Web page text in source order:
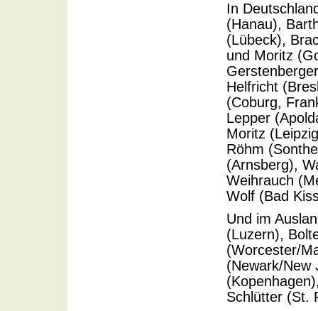
In
(Hanau),
(Lübeck),
und Moritz
Helfricht
(Coburg,
Lepper
Moritz
Röhm
(Arnsberg),
Weihrauch
Wolf (Bad
Und im
(Luzern),
(Worcester/
(Newark/New
Schlütter (St.